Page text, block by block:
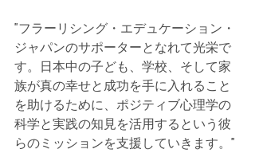
"フラーリシング・エデュケーション・
ジャパンのサポーターとなれて光栄で
す。日本中の子ども、学校、そして家
族が真の幸せと成功を手に入れること
を助けるために、ポジティブ心理学の
科学と実践の知見を活用するという彼
らのミッションを支援していきます。"